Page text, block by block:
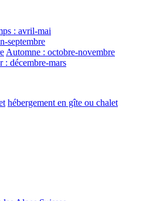
: avril-mai
septembre
Automne : octobre-novembre
: décembre-mars
hébergement en gîte ou chalet